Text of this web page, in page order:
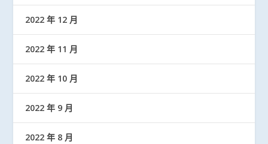
2022 年 12 月
2022 年 11 月
2022 年 10 月
2022 年 9 月
2022 年 8 月